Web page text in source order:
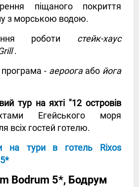
піщаного покриття
з морською водою.
роботи стейк-хаус
.
- аероогаабо йога
тур на яхті "12 островів
Егейського моря
всіх гостей готелю.
на тури в готель Rixos
Bodrum 5*, Бодрум